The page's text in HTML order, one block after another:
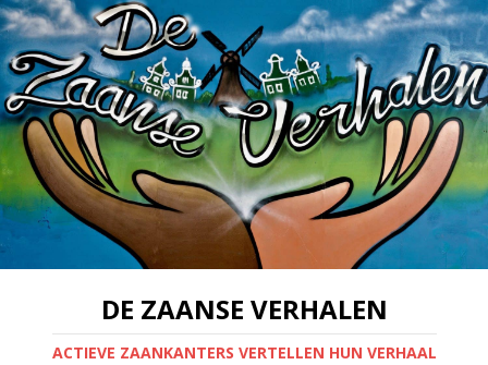
DE ZAANSE VERHALEN
ACTIEVE ZAANKANTERS VERTELLEN HUN VERHAAL